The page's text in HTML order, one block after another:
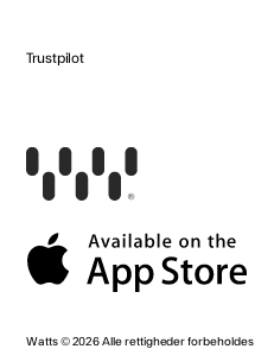
Trustpilot
Watts© 2026Alle rettigheder forbeholdes